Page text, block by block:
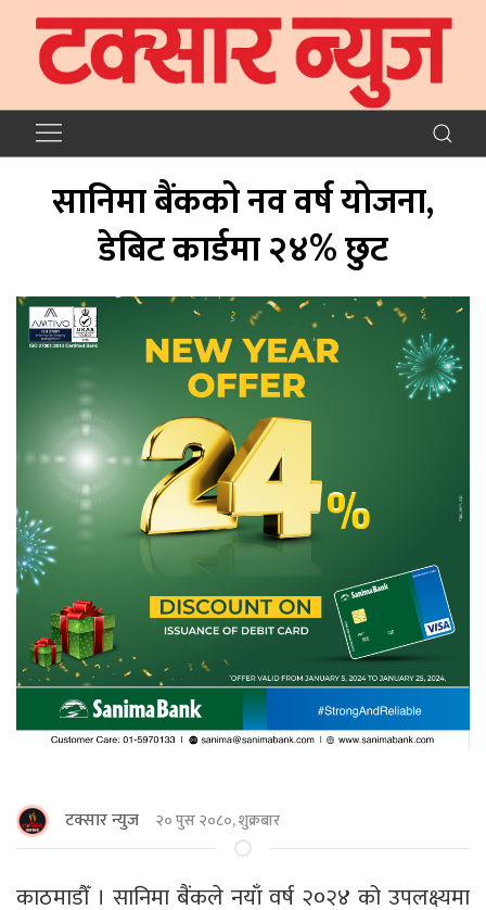
सानिमा बैंकको नव वर्ष योजना,
डेबिट कार्डमा २४% छुट
टक्सार न्युज २० पुस २०८०, शुक्रबार
काठमाडौँ । सानिमा बैंकले नयाँ वर्ष २०२४ को उपलक्ष्यमा